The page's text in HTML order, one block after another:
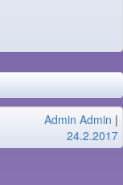
Admin Admin |
24.2.2017